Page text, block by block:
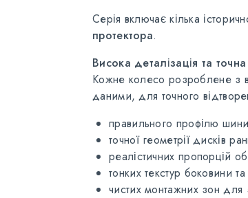
Серія включає кілька
протектора.
Висока деталізація та точна
Кожне колесо розроблене з
даними, для точного
правильного профілю
точної геометрії дисків
реалістичних пропорцій
тонких текстур боковини
чистих монтажних зон для